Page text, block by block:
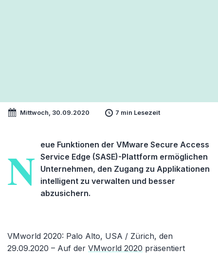
Mittwoch, 30.09.2020 7 min Lesezeit
N
eue Funktionen der VMware Secure Access
Service Edge (SASE)-Plattform ermöglichen
Unternehmen, den Zugang zu Applikationen
intelligent zu verwalten und besser
abzusichern.
VMworld 2020: Palo Alto, USA / Zürich, den
29.09.2020 – Auf der VMworld 2020 präsentiert